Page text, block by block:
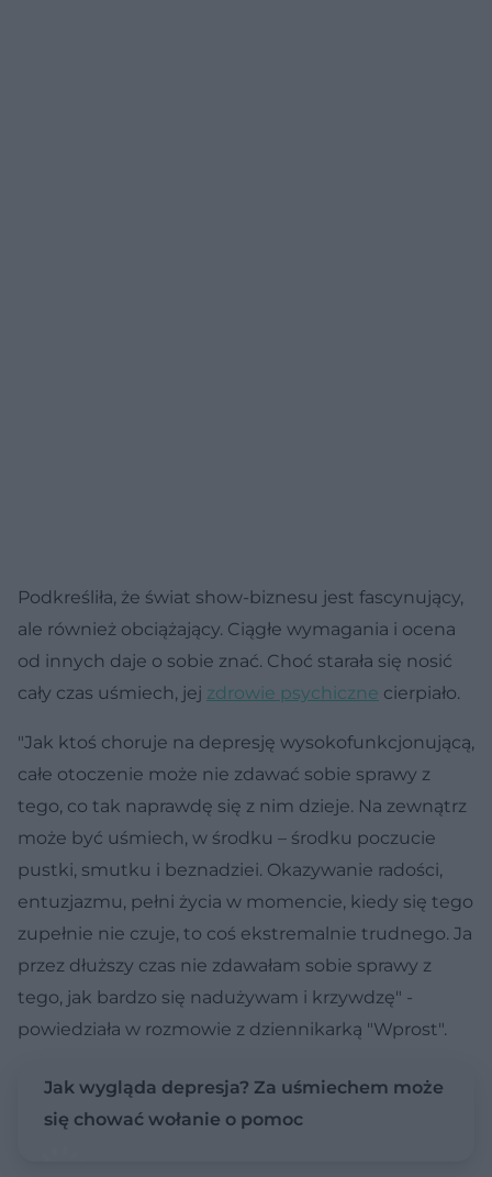
Podkreśliła, że świat show-biznesu jest fascynujący,
ale również obciążający. Ciągłe wymagania i ocena
od innych daje o sobie znać. Choć starała się nosić
cały czas uśmiech, jej zdrowie psychiczne cierpiało.
"Jak ktoś choruje na depresję wysokofunkcjonującą,
całe otoczenie może nie zdawać sobie sprawy z
tego, co tak naprawdę się z nim dzieje. Na zewnątrz
może być uśmiech, w środku – środku poczucie
pustki, smutku i beznadziei. Okazywanie radości,
entuzjazmu, pełni życia w momencie, kiedy się tego
zupełnie nie czuje, to coś ekstremalnie trudnego. Ja
przez dłuższy czas nie zdawałam sobie sprawy z
tego, jak bardzo się nadużywam i krzywdzę" -
powiedziała w rozmowie z dziennikarką "Wprost".
Jak wygląda depresja? Za uśmiechem może
się chować wołanie o pomoc